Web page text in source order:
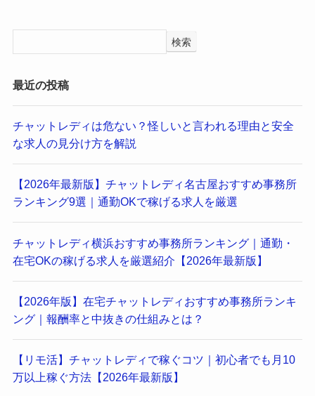
検索
最近の投稿
チャットレディは危ない？怪しいと言われる理由と安全
な求人の見分け方を解説
【2026年最新版】チャットレディ名古屋おすすめ事務所
ランキング9選｜通勤OKで稼げる求人を厳選
チャットレディ横浜おすすめ事務所ランキング｜通勤・
在宅OKの稼げる求人を厳選紹介【2026年最新版】
【2026年版】在宅チャットレディおすすめ事務所ランキ
ング｜報酬率と中抜きの仕組みとは？
【リモ活】チャットレディで稼ぐコツ｜初心者でも月10
万以上稼ぐ方法【2026年最新版】